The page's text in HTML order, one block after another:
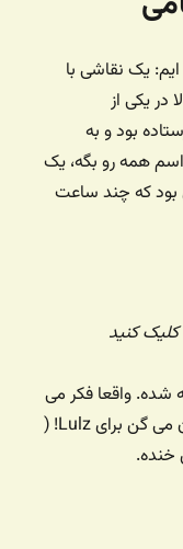
یک نقاشی با
در یکی از
بود و به
همه رو بگه، یک
بود که چند ساعت
کنید
شده. واقعا فکر می
کنید چرا کسی اینکار رو می کنه؟ خودشون می گن برای Lulz! (